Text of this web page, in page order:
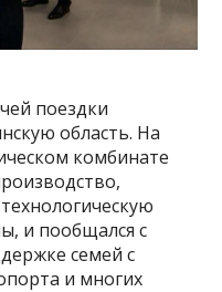
поездки
область. На
комбинате
и пообщался с
семей с
и многих